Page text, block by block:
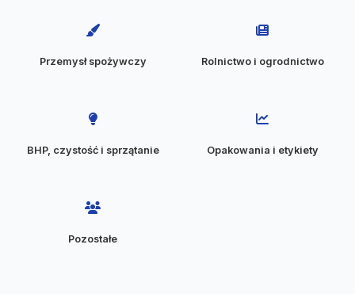
Przemysł spożywczy Rolnictwo i ogrodnictwo
BHP, czystość i sprzątanie Opakowania i etykiety
Pozostałe